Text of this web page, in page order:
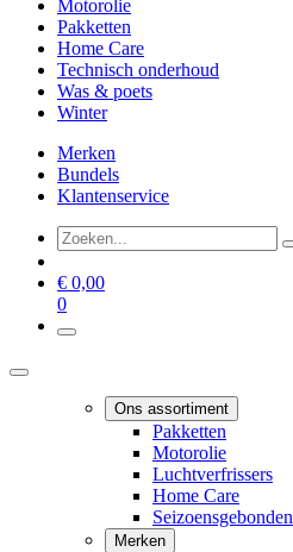
Motorolie
Pakketten
Home Care
Technisch onderhoud
Was & poets
Winter
Merken
Bundels
Klantenservice
€ 0,00
0
Ons assortiment
Pakketten
Motorolie
Luchtverfrissers
Home Care
Seizoensgebonden
Merken